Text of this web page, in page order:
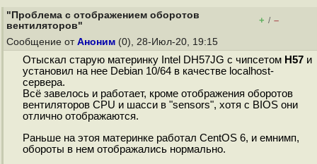
"Проблема с отображением оборотов
вентиляторов"
+ / –
Сообщение от Аноним (0), 28-Июл-20, 19:15
Отыскал старую материнку Intel DH57JG с чипсетом H57и
установил на нее Debian 10/64 в качестве localhost-
сервера.
Всё завелось и работает, кроме отображения оборотов
вентиляторов CPU и шасси в "sensors", хотя с BIOS они
отлично отображаются.
Раньше на этоя материнке работал CentOS 6, и емнимп,
обороты в нем отображались нормально.